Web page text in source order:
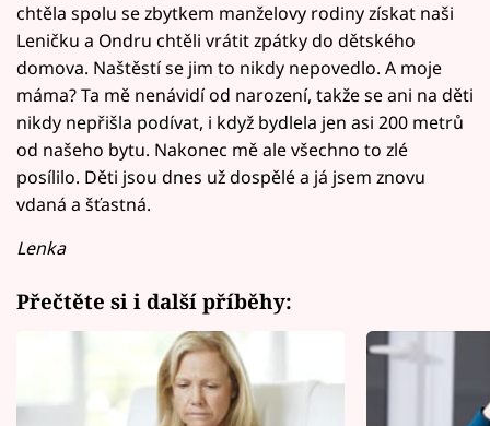
chtěla spolu se zbytkem manželovy rodiny získat naši
Leničku a Ondru chtěli vrátit zpátky do dětského
domova. Naštěstí se jim to nikdy nepovedlo. A moje
máma? Ta mě nenávidí od narození, takže se ani na děti
nikdy nepřišla podívat, i když bydlela jen asi 200 metrů
od našeho bytu. Nakonec mě ale všechno to zlé
posílilo. Děti jsou dnes už dospělé a já jsem znovu
vdaná a šťastná.
Lenka
Přečtěte si i další příběhy: